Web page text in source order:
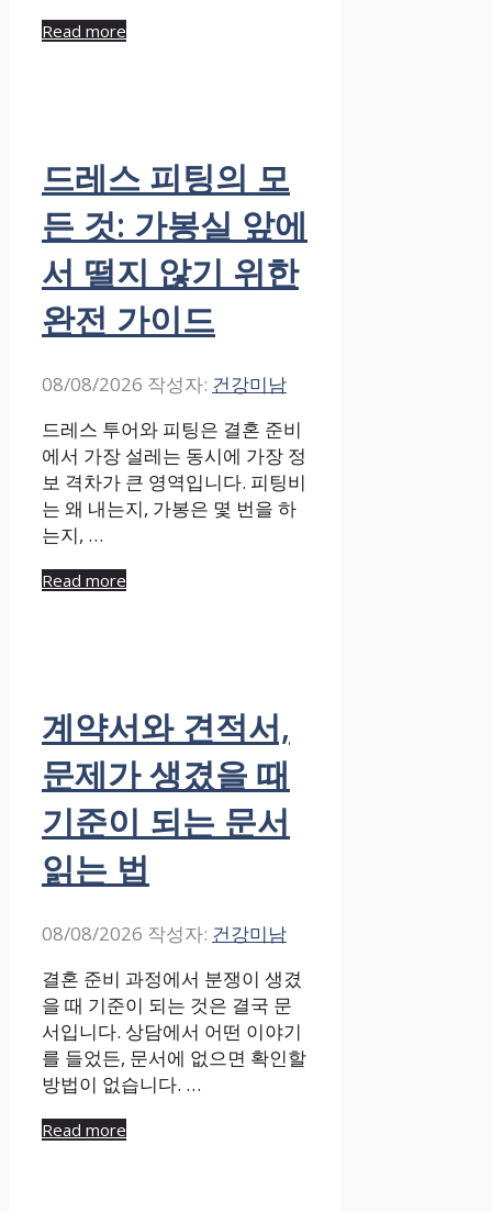
Read more
드레스 피팅의 모
든 것: 가봉실 앞에
서 떨지 않기 위한
완전 가이드
08/08/2026 작성자: 건강미남
드레스 투어와 피팅은 결혼 준비
에서 가장 설레는 동시에 가장 정
보 격차가 큰 영역입니다. 피팅비
는 왜 내는지, 가봉은 몇 번을 하
는지, …
Read more
계약서와 견적서,
문제가 생겼을 때
기준이 되는 문서
읽는 법
08/08/2026 작성자: 건강미남
결혼 준비 과정에서 분쟁이 생겼
을 때 기준이 되는 것은 결국 문
서입니다. 상담에서 어떤 이야기
를 들었든, 문서에 없으면 확인할
방법이 없습니다. …
Read more